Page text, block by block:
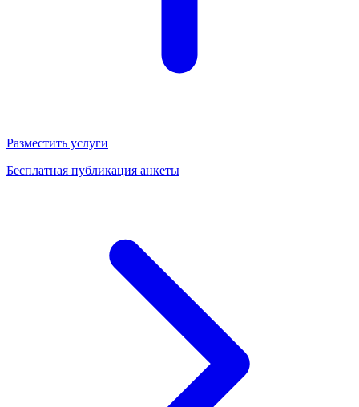
Разместить услуги
Бесплатная публикация анкеты